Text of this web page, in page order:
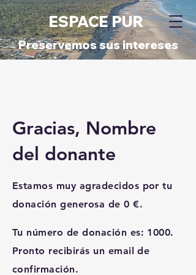
ESPACE PUR
Preservemos sus intereses
Gracias, Nombre
del donante
Estamos muy agradecidos por tu
donación generosa de 0 €.
Tu número de donación es: 1000.
Pronto recibirás un email de
confirmación.